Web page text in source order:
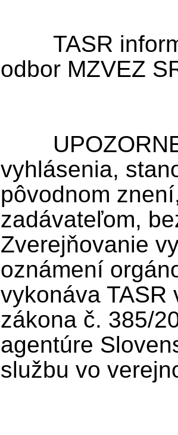
odbor MZVEZ
vyhlásenia,
pôvodnom
zadávateľom,
Zverejňovanie
oznámení
vykonáva TASR
zákona č. 385/
agentúre
službu vo